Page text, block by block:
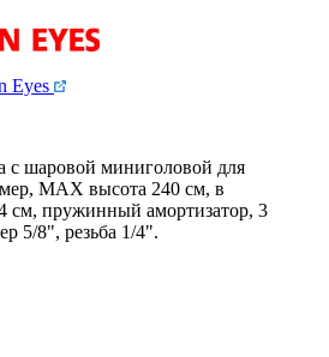
Eyes
с шаровой миниголовой для
MAX высота 240 см, в
см, пружинный амортизатор, 3
5/8", резьба 1/4".